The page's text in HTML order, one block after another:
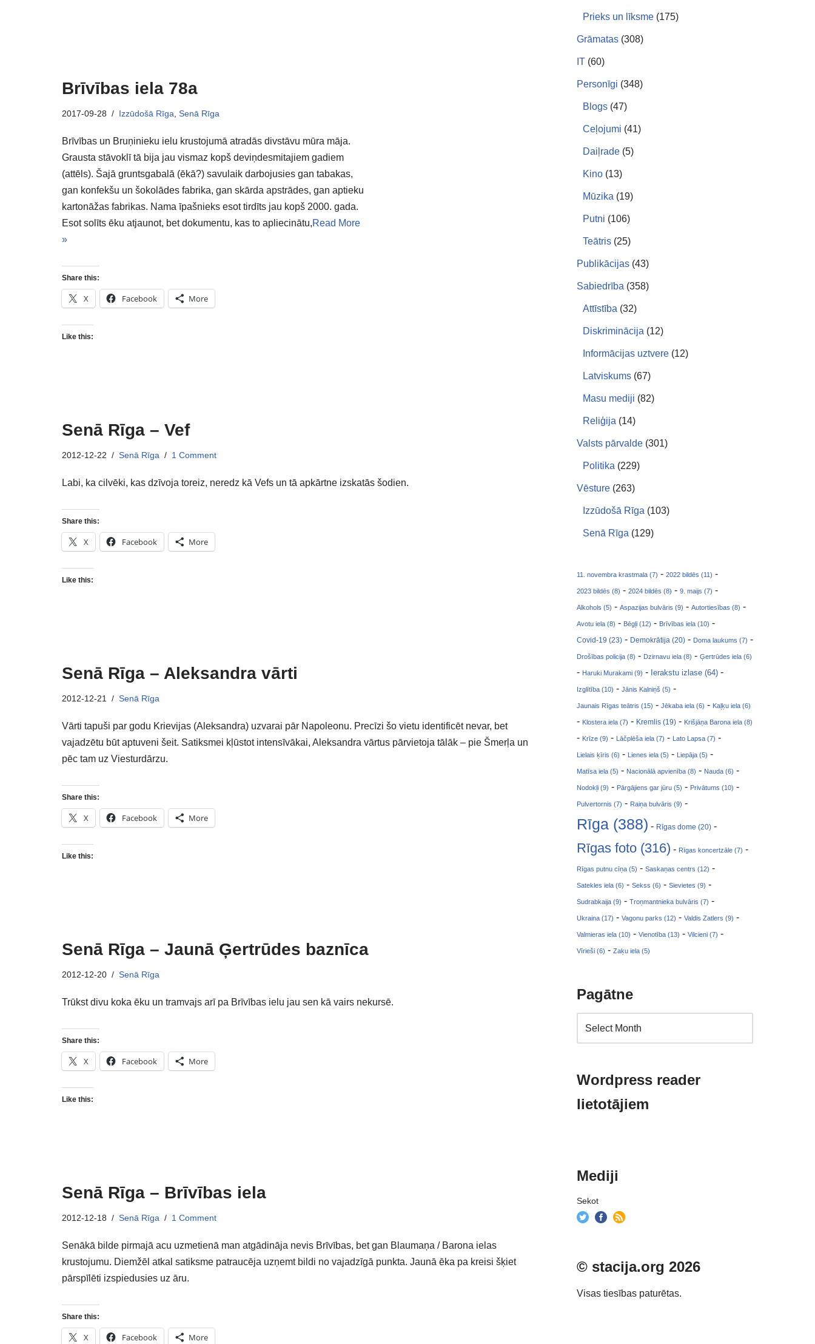
Brīvības iela 78a
2017-09-28 Izzūdošā Rīga Senā Rīga
Brīvības un Bruņinieku ielu krustojumā atradās divstāvu mūra māja.
Grausta stāvoklī tā bija jau vismaz kopš deviņdesmitajiem gadiem
(attēls). Šajā gruntsgabalā (ēkā?) savulaik darbojusies gan tabakas,
gan konfekšu un šokolādes fabrika, gan skārda apstrādes, gan aptieku
kartonāžas fabrikas. Nama īpašnieks esot tirdīts jau kopš 2000. gada.
Esot solīts ēku atjaunot, bet dokumentu, kas to apliecinātu,Read More
»
Share this:
X Facebook More
Like this:
Senā Rīga – Vef
2012-12-22 Senā Rīga 1 Comment
Labi, ka cilvēki, kas dzīvoja toreiz, neredz kā Vefs un tā apkārtne izskatās šodien.
Share this:
X Facebook More
Like this:
Senā Rīga – Aleksandra vārti
2012-12-21 Senā Rīga
Vārti tapuši par godu Krievijas (Aleksandra) uzvarai pār Napoleonu. Precīzi šo vietu identificēt nevar, bet
vajadzētu būt aptuveni šeit. Satiksmei kļūstot intensīvākai, Aleksandra vārtus pārvietoja tālāk – pie Šmerļa un
pēc tam uz Viesturdārzu.
Share this:
X Facebook More
Like this:
Senā Rīga – Jaunā Ģertrūdes baznīca
2012-12-20 Senā Rīga
Trūkst divu koka ēku un tramvajs arī pa Brīvības ielu jau sen kā vairs nekursē.
Share this:
X Facebook More
Like this:
Senā Rīga – Brīvības iela
2012-12-18 Senā Rīga 1 Comment
Senākā bilde pirmajā acu uzmetienā man atgādināja nevis Brīvības, bet gan Blaumaņa / Barona ielas
krustojumu. Diemžēl atkal satiksme patraucēja uzņemt bildi no vajadzīgā punkta. Jaunā ēka pa kreisi šķiet
pārspīlēti izspiedusies uz āru.
Share this:
X Facebook More
Prieks un līksme (175)
Grāmatas (308)
IT (60)
Personīgi (348)
Blogs (47)
Ceļojumi (41)
Daiļrade (5)
Kino (13)
Mūzika (19)
Putni (106)
Teātris (25)
Publikācijas (43)
Sabiedrība (358)
Attīstība (32)
Diskriminācija (12)
Informācijas uztvere (12)
Latviskums (67)
Masu mediji (82)
Reliģija (14)
Valsts pārvalde (301)
Politika (229)
Vēsture (263)
Izzūdošā Rīga (103)
Senā Rīga (129)
11. novembra krastmala (7) - 2022 bildēs (11) -
2023 bildēs (8) - 2024 bildēs (8) - 9. maijs (7) -
Alkohols (5) - Aspazijas bulvāris (9) - Autortiesības (8) -
Avotu iela (8) - Bēgļi (12) - Brīvības iela (10) -
Covid-19 (23) - Demokrātija (20) - Doma laukums (7) -
Drošības policija (8) - Dzirnavu iela (8) - Ģertrūdes iela (6)
- Haruki Murakami (9) - Ierakstu izlase (64) -
Izglītība (10) - Jānis Kalniņš (5) -
Jaunais Rīgas teātris (15) - Jēkaba iela (6) - Kaļķu iela (6)
- Klostera iela (7) - Kremlis (19) - Krišjāņa Barona iela (8)
- Krīze (9) - Lāčplēša iela (7) - Lato Lapsa (7) -
Lielais ķīris (6) - Lienes iela (5) - Liepāja (5) -
Matīsa iela (5) - Nacionālā apvienība (8) - Nauda (6) -
Nodokļi (9) - Pārgājiens gar jūru (5) - Privātums (10) -
Pulvertornis (7) - Raiņa bulvāris (9) -
Rīga (388) - Rīgas dome (20) -
Rīgas foto (316) - Rīgas koncertzāle (7) -
Rīgas putnu cīņa (5) - Saskaņas centrs (12) -
Satekles iela (6) - Sekss (6) - Sievietes (9) -
Sudrabkaija (9) - Troņmantnieka bulvāris (7) -
Ukraina (17) - Vagonu parks (12) - Valdis Zatlers (9) -
Valmieras iela (10) - Vienotība (13) - Vilcieni (7) -
Vīrieši (6) - Zaķu iela (5)
Pagātne
Wordpress reader
lietotājiem
Mediji
Sekot
© stacija.org 2026
Visas tiesības paturētas.